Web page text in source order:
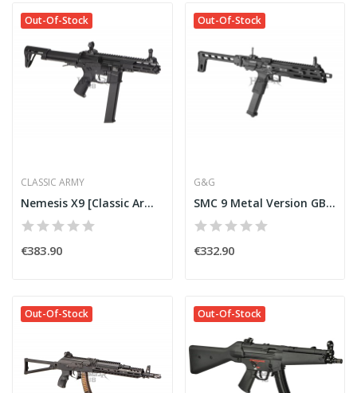
Out-Of-Stock
CLASSIC ARMY
Nemesis X9 [Classic Army]
€383.90
Out-Of-Stock
G&G
SMC 9 Metal Version GBB Semi [G&G]
€332.90
Out-Of-Stock Out-Of-Stock